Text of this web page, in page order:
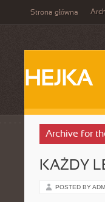
Strona główna
HEJKA
Archive for
KAŻDY
POSTED BY